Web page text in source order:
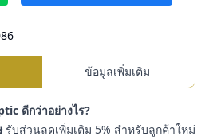
ข้อมูลเพิ่มเติม
ดีกว่าอย่างไร?
รับส่วนลดเพิ่มเติม 5% สำหรับลูกค้าใหม่